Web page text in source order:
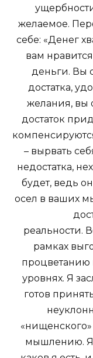
желаемое.
себе: «Денег
вам
деньги. Вы
достатка,
желания, вы
достаток
– вырвать
недостатка,
будет, ведь
осел в ваших
реальности.
рамках
процветанию
уровнях. Я
готов
мышлению. Я